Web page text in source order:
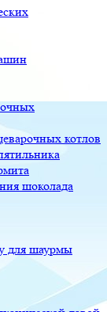
котлов
шоколада
для шаурмы